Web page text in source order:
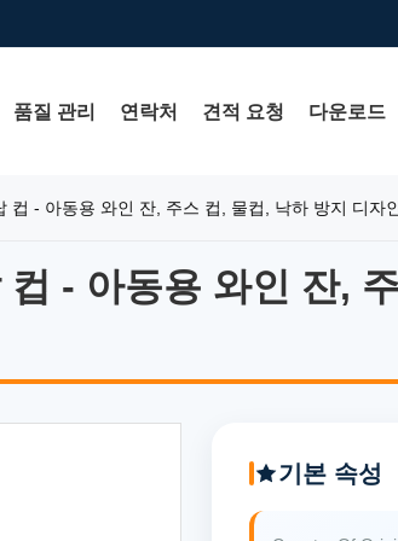
품질 관리 연락처 견적 요청 다운로드
컵 - 아동용 와인 잔, 주스 컵, 물컵, 낙하 방지 디자
- 아동용 와인 잔,
- 아동용 와인 잔,
기본 속성